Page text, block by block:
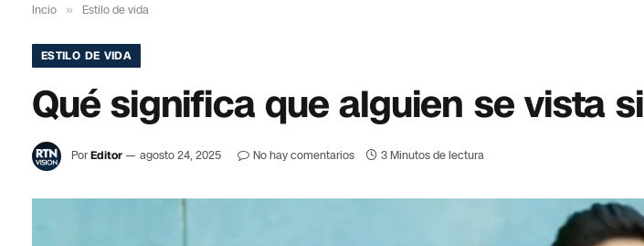
Incio » Estilo de vida
ESTILO DE VIDA
Qué significa que alguien se vista
PorEditor agosto 24, 2025 No hay comentarios 3 Minutos de lectura